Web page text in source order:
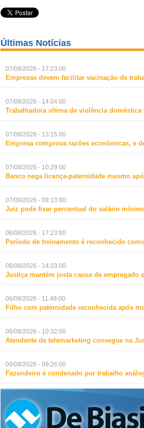
Últimas Notícias
07/08/2026 - 17:23:00
Empresas devem facilitar vacinação de
07/08/2026 - 14:04:00
Trabalhadora vítima de violência doméstica
07/08/2026 - 13:15:00
Empresa comprova razões econômicas, e
07/08/2026 - 10:29:00
Banco nega licença-paternidade mesmo
07/08/2026 - 09:13:00
Juiz pode fixar percentual do salário
06/08/2026 - 17:23:00
Período de treinamento é reconhecido
06/08/2026 - 14:33:00
Justiça mantém justa causa de empregado
06/08/2026 - 11:49:00
Filho com paternidade reconhecida após
06/08/2026 - 10:32:00
Atendente de telemarketing consegue na
06/08/2026 - 09:26:00
Fazendeiro é condenado por trabalho